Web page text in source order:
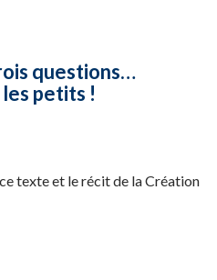
questions…
petits !
texte et le récit de la Création